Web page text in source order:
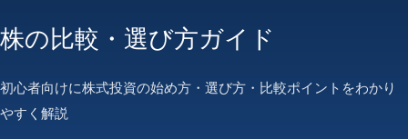
株の比較・選び方ガイド
初心者向けに株式投資の始め方・選び方・比較ポイントをわかり
やすく解説